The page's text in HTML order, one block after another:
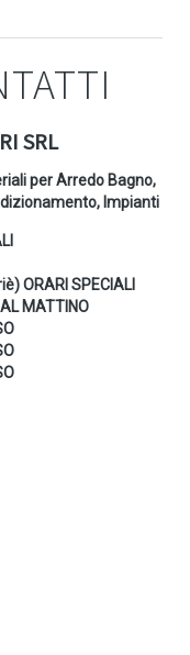
SRL
per Arredo Bagno,
Impianti
ORARI SPECIALI
MATTINO